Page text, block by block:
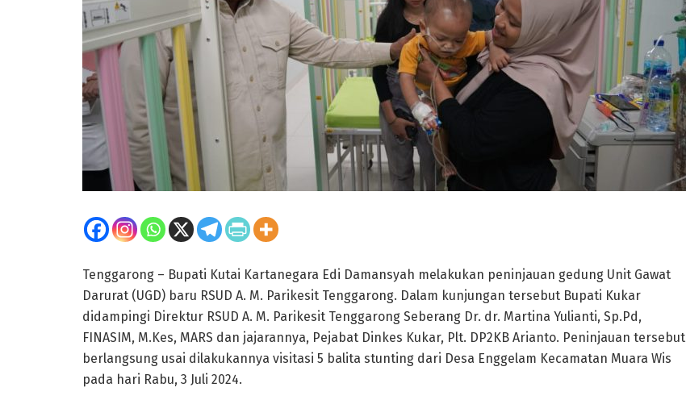
Tenggarong – Bupati Kutai Kartanegara Edi Damansyah melakukan peninjauan gedung Unit Gawat
Darurat (UGD) baru RSUD A. M. Parikesit Tenggarong. Dalam kunjungan tersebut Bupati Kukar
didampingi Direktur RSUD A. M. Parikesit Tenggarong Seberang Dr. dr. Martina Yulianti, Sp.Pd,
FINASIM, M.Kes, MARS dan jajarannya, Pejabat Dinkes Kukar, Plt. DP2KB Arianto. Peninjauan tersebut
berlangsung usai dilakukannya visitasi 5 balita stunting dari Desa Enggelam Kecamatan Muara Wis
pada hari Rabu, 3 Juli 2024.